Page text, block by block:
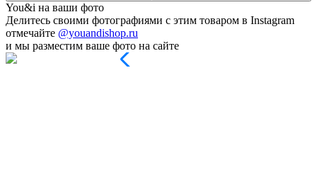
You&i на ваши фото
Делитесь своими фотографиями с этим товаром в Instagram
отмечайте @youandishop.ru
и мы разместим ваше фото на сайте